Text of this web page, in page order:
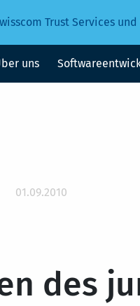
Trust Services
uns
01.09.2010
des